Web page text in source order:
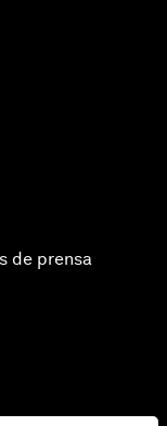
de prensa